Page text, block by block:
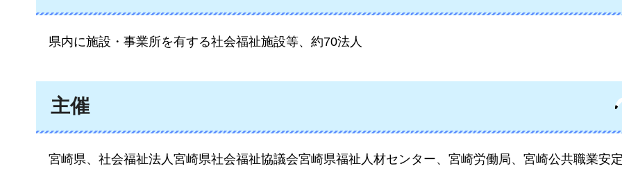
県内に施設・事業所を有する社会福祉施設等、約70法人
主催
宮崎県、社会福祉法人宮崎県社会福祉協議会宮崎県福祉人材センター、宮崎労働局、宮崎公共職業安